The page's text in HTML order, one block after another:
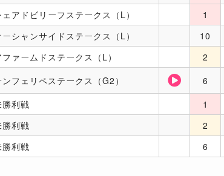
ェアドビリーフステークス（L） 1
ーシャンサイドステークス（L） 10
ファームドステークス（L） 2
ンフェリペステークス（G2） 6
勝利戦 1
勝利戦 2
勝利戦 6